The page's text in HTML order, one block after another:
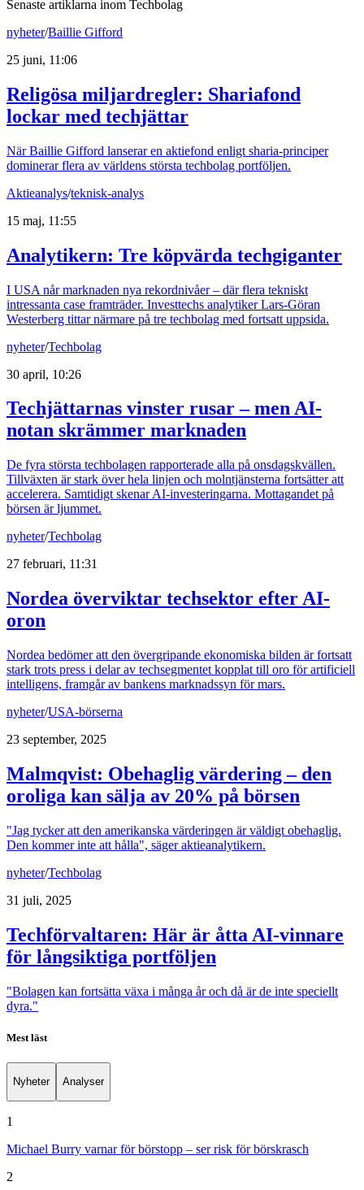
Senaste artiklarna inom Techbolag
nyheter/Baillie Gifford
25 juni, 11:06
Religösa miljardregler: Shariafond
lockar med techjättar
När Baillie Gifford lanserar en aktiefond enligt sharia-principer
dominerar flera av världens största techbolag portföljen.
Aktieanalys/teknisk-analys
15 maj, 11:55
Analytikern: Tre köpvärda techgiganter
I USA når marknaden nya rekordnivåer – där flera tekniskt
intressanta case framträder. Investtechs analytiker Lars-Göran
Westerberg tittar närmare på tre techbolag med fortsatt uppsida.
nyheter/Techbolag
30 april, 10:26
Techjättarnas vinster rusar – men AI-
notan skrämmer marknaden
De fyra största techbolagen rapporterade alla på onsdagskvällen.
Tillväxten är stark över hela linjen och molntjänsterna fortsätter att
accelerera. Samtidigt skenar AI-investeringarna. Mottagandet på
börsen är ljummet.
nyheter/Techbolag
27 februari, 11:31
Nordea överviktar techsektor efter AI-
oron
Nordea bedömer att den övergripande ekonomiska bilden är fortsatt
stark trots press i delar av techsegmentet kopplat till oro för artificiell
intelligens, framgår av bankens marknadssyn för mars.
nyheter/USA-börserna
23 september, 2025
Malmqvist: Obehaglig värdering – den
oroliga kan sälja av 20% på börsen
"Jag tycker att den amerikanska värderingen är väldigt obehaglig.
Den kommer inte att hålla", säger aktieanalytikern.
nyheter/Techbolag
31 juli, 2025
Techförvaltaren: Här är åtta AI-vinnare
för långsiktiga portföljen
"Bolagen kan fortsätta växa i många år och då är de inte speciellt
dyra."
Mest läst
Nyheter Analyser
1
Michael Burry varnar för börstopp – ser risk för börskrasch
2